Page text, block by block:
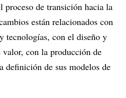
proceso de transición hacia la
están relacionados con
tecnologías, con el diseño y
valor, con la producción de
definición de sus modelos de